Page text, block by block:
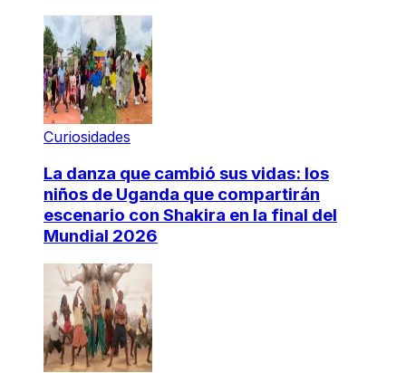
Curiosidades
La danza que cambió sus vidas: los
niños de Uganda que compartirán
escenario con Shakira en la final del
Mundial 2026